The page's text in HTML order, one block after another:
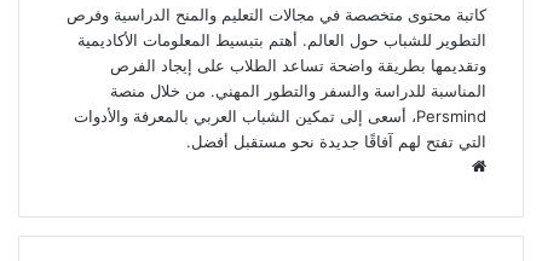
كاتبة محتوى متخصصة في مجالات التعليم والمنح الدراسية وفرص
التطوير للشباب حول العالم. أهتم بتبسيط المعلومات الأكاديمية
وتقديمها بطريقة واضحة تساعد الطلاب على إيجاد الفرص
المناسبة للدراسة والسفر والتطور المهني. من خلال منصة
Persmind، أسعى إلى تمكين الشباب العربي بالمعرفة والأدوات
التي تفتح لهم آفاقًا جديدة نحو مستقبل أفضل.
موقع